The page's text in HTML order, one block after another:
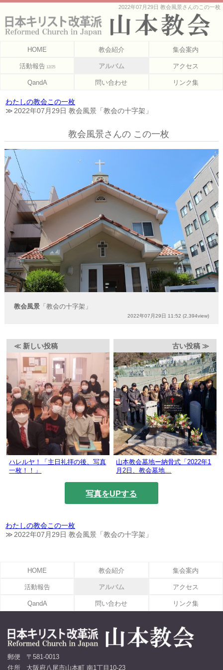
2022年07月29日 教会風景さんのこの一枚
HOME 教会紹介 集会案内
活動報告 12/25 アルバム アクセス
QandA 問い合わせ リンク集
わたしの教会この一枚
2022年07月29日 教会風景「教会の十字架」
教会風景さんの この一枚
教会風景 「教会の十字架」
2022年07月29日 11:52 (2,394view)
≪ 新しい投稿
ハレルヤ！「主日礼拝の後、写真
一枚！！」
古い投稿 ≫
山本教会墓地ー納骨式「2022年1
月2日、教会墓地…
写真をUPする
わたしの教会この一枚
2022年07月29日 教会風景「教会の十字架」
HOME 教会紹介 集会案内
活動報告 アルバム アクセス
QandA 問い合わせ リンク集
郵便
〒581-0013
住所
大阪府八尾市山本町 南1丁目10-23